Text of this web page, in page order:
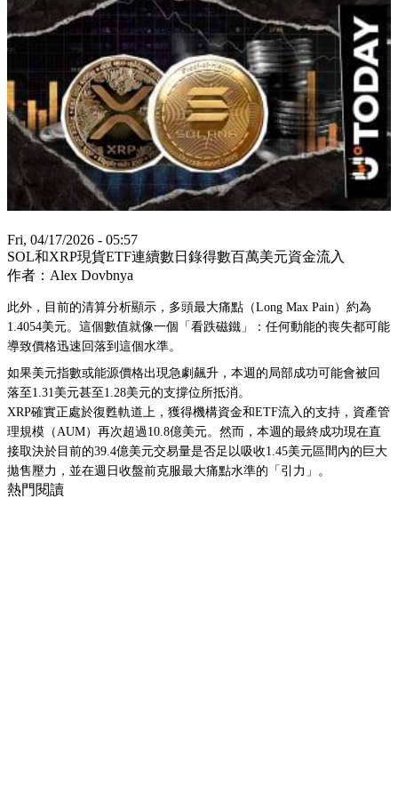
Fri, 04/17/2026 - 05:57
SOL和XRP現貨ETF連續數日錄得數百萬美元資金流入
作者：Alex Dovbnya
此外，目前的清算分析顯示，多頭最大痛點（Long Max Pain）約為
1.4054美元。這個數值就像一個「看跌磁鐵」：任何動能的喪失都可能
導致價格迅速回落到這個水準。
如果美元指數或能源價格出現急劇飆升，本週的局部成功可能會被回
落至1.31美元甚至1.28美元的支撐位所抵消。
XRP確實正處於復甦軌道上，獲得機構資金和ETF流入的支持，資產管
理規模（AUM）再次超過10.8億美元。然而，本週的最終成功現在直
接取決於目前的39.4億美元交易量是否足以吸收1.45美元區間內的巨大
拋售壓力，並在週日收盤前克服最大痛點水準的「引力」。
熱門閱讀